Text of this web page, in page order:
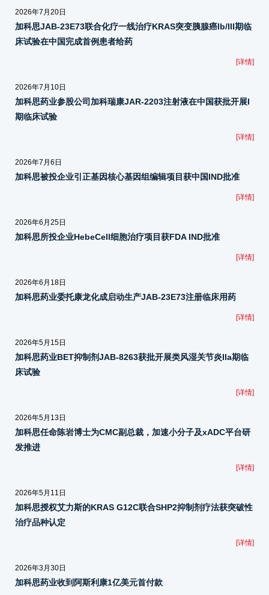
2026年7月20日
加科思JAB-23E73联合化疗一线治疗KRAS突变胰腺癌Ib/III期临
床试验在中国完成首例患者给药
[详情]
2026年7月10日
加科思药业参股公司加科瑞康JAR-2203注射液在中国获批开展I
期临床试验
[详情]
2026年7月6日
加科思被投企业引正基因核心基因组编辑项目获中国IND批准
[详情]
2026年6月25日
加科思所投企业HebeCell细胞治疗项目获FDA IND批准
[详情]
2026年6月18日
加科思药业委托康龙化成启动生产JAB-23E73注册临床用药
[详情]
2026年5月15日
加科思药业BET抑制剂JAB-8263获批开展类风湿关节炎IIa期临
床试验
[详情]
2026年5月13日
加科思任命陈岩博士为CMC副总裁，加速小分子及xADC平台研
发推进
[详情]
2026年5月11日
加科思授权艾力斯的KRAS G12C联合SHP2抑制剂疗法获突破性
治疗品种认定
[详情]
2026年3月30日
加科思药业收到阿斯利康1亿美元首付款